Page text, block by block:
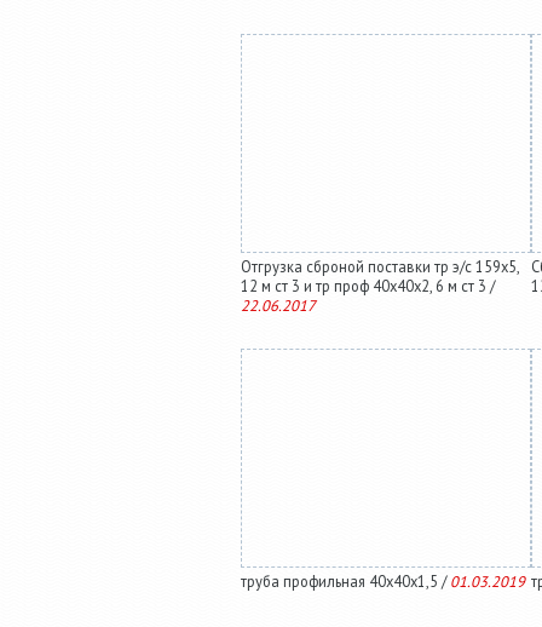
Отгрузка сброной поставки тр э/с 159х5,
12 м ст 3 и тр проф 40х40х2, 6 м ст 3 /
22.06.2017
труба профильная 40х40х1,5 /01.03.2019